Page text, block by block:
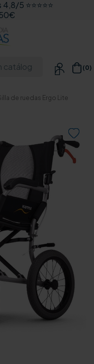
5 ⭐⭐⭐⭐⭐
 (0)
de ruedas Ergo Lite
